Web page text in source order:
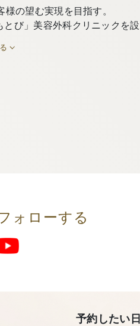
の望む実現を目指す。
び」美容外科クリニックを設
ォローする
予約したい